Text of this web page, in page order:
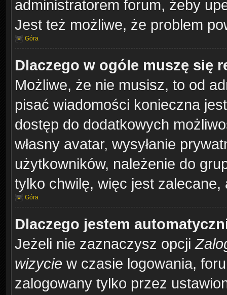
administratorem forum, żeby
Jest też możliwe, że problem
Góra
Dlaczego w ogóle muszę się
Możliwe, że nie musisz, to od
pisać wiadomości konieczna
dostęp do dodatkowych
własny avatar, wysyłanie
użytkowników, należenie do
tylko chwilę, więc jest zalecane,
Góra
Dlaczego jestem
Jeżeli nie zaznaczysz opcji
wizycie w czasie logowania,
zalogowany tylko przez